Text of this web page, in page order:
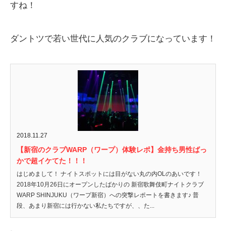
すね！
ダントツで若い世代に人気のクラブになっています！
2018.11.27
【新宿のクラブWARP（ワープ）体験レポ】金持ち男性ばっ
かで超イケてた！！！
はじめまして！ ナイトスポットには目がない丸の内OLのあいです！
2018年10月26日にオープンしたばかりの 新宿歌舞伎町ナイトクラブ
WARP SHINJUKU（ワープ新宿）への突撃レポートを書きます♪ 普
段、あまり新宿には行かない私たちですが、、た...